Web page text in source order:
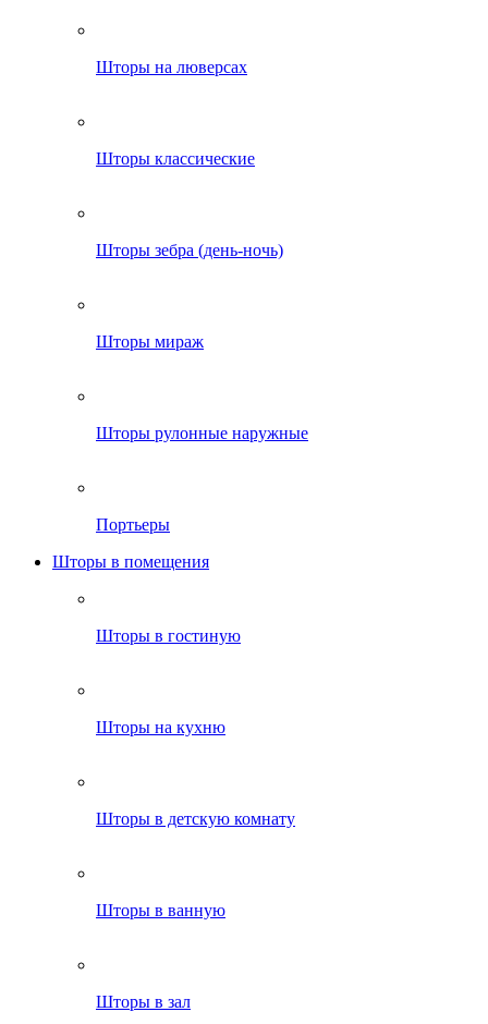
Шторы на люверсах
Шторы классические
Шторы зебра (день-ночь)
Шторы мираж
Шторы рулонные наружные
Портьеры
Шторы в помещения
Шторы в гостиную
Шторы на кухню
Шторы в детскую комнату
Шторы в ванную
Шторы в зал